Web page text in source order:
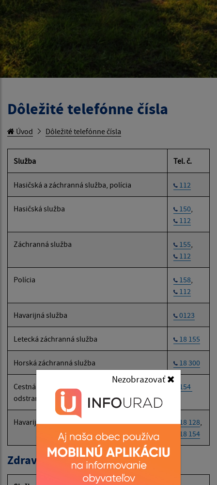
Nezobrazovať
Dôležité telefónne čísla
Úvod Dôležité telefónne čísla
Služba Tel. č.
Hasičská a záchranná služba, polícia 112
Hasičská služba 150
112
Záchranná služba 155
112
Polícia 158
112
Havarijná služba 0123
Letecká záchranná služba 18 155
Horská záchranná služba 18 300
Cestná záchranná služba (SČK):
odstraňovanie následkov dopravných nehôd
154
Havarijná a núdzová služba pre motoristov 18 128
18 154
Zdravotné poisťovne